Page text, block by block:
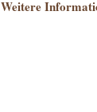
Weitere